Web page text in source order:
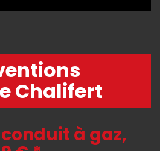
Chalifert
à gaz,